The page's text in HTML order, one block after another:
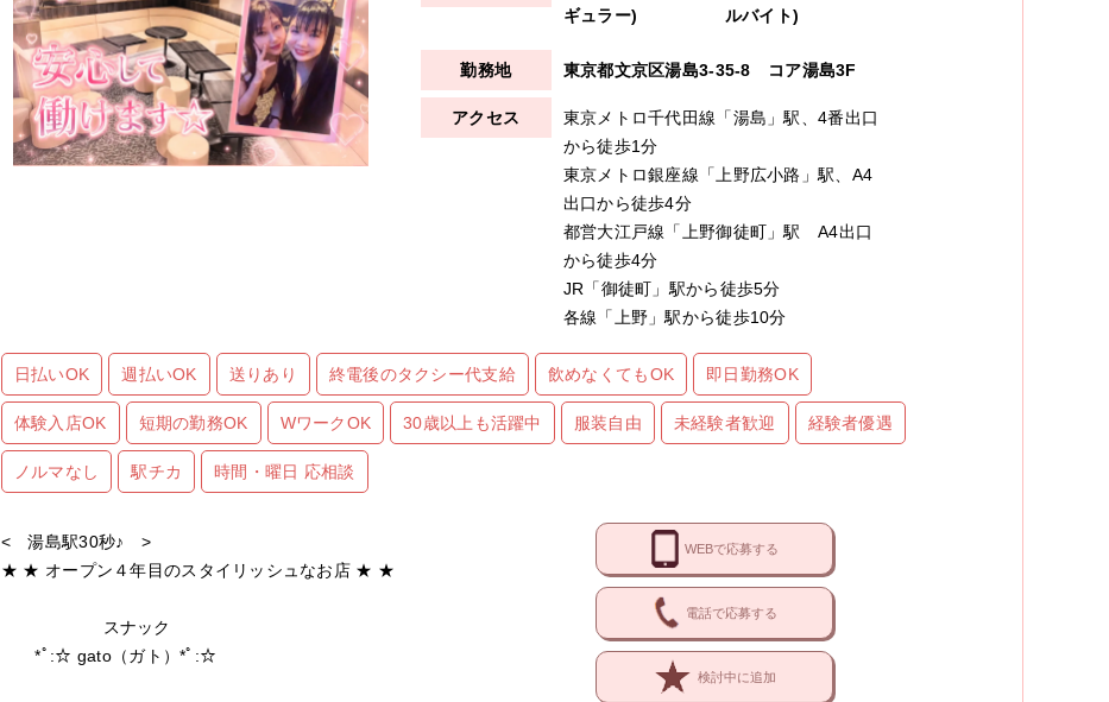
ギュラー)
ルバイト)
東京都文京区湯島3-35-8 コア湯島3F
東京メトロ千代田線「湯島」駅、4番出口
から徒歩1分
東京メトロ銀座線「上野広小路」駅、A4
出口から徒歩4分
都営大江戸線「上野御徒町」駅 A4出口
から徒歩4分
JR「御徒町」駅から徒歩5分
各線「上野」駅から徒歩10分
日払いOK 週払いOK 送りあり 終電後のタクシー代支給 飲めなくてもOK 即日勤務OK
体験入店OK 短期の勤務OK WワークOK 30歳以上も活躍中 服装自由 未経験者歓迎 経験者優遇
ノルマなし 駅チカ 時間・曜日 応相談
< 湯島駅30秒♪ >
★ ★ オープン４年目のスタイリッシュなお店 ★ ★
スナック
*ﾟ:☆ gato（ガト）*ﾟ:☆
WEBで応募する
電話で応募する
検討中に追加